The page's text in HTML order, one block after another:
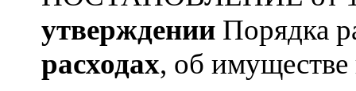
утверждении Порядка
расходах, об имуществе